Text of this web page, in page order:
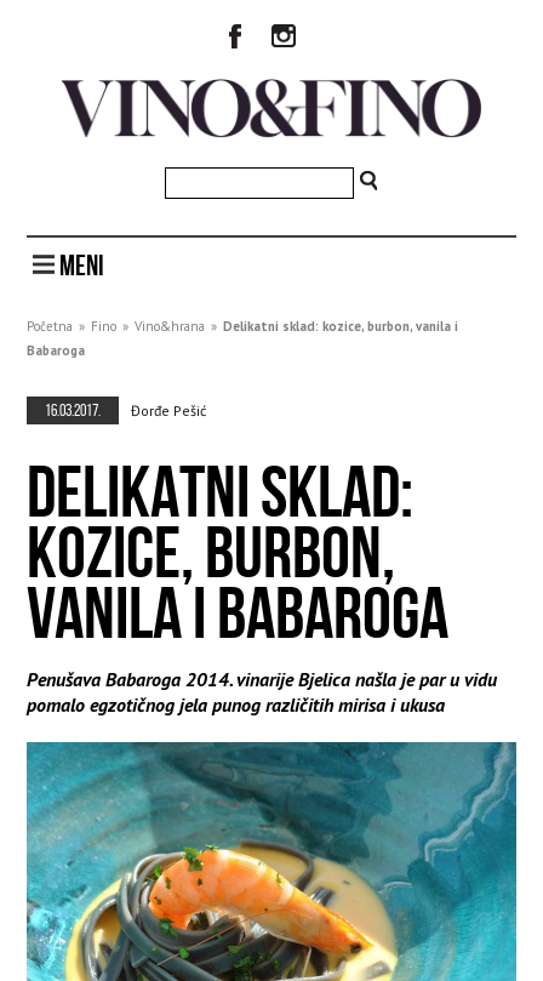
MENI
Početna » Fino » Vino&hrana » Delikatni sklad: kozice, burbon, vanila i
Babaroga
16.03.2017. Đorđe Pešić
DELIKATNI SKLAD:
KOZICE, BURBON,
VANILA I BABAROGA
Penušava Babaroga 2014. vinarije Bjelica našla je par u vidu
pomalo egzotičnog jela punog različitih mirisa i ukusa